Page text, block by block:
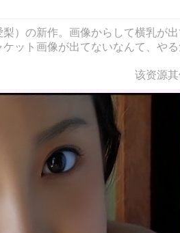
）の新作。画像からして横乳が
ット画像が出てないなんて、や
该资源